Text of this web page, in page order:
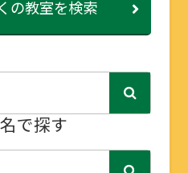
の教室を検索
で探す